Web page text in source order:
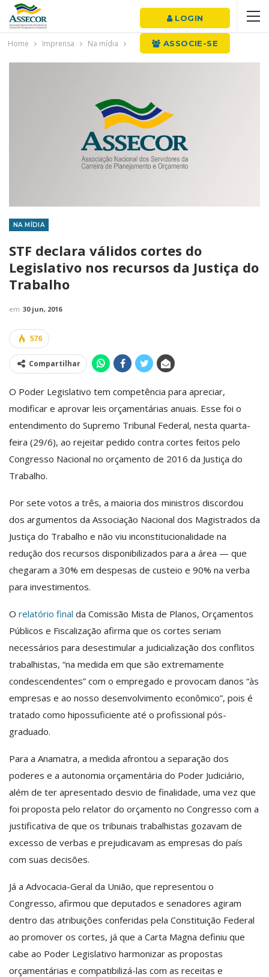
LOGIN
ASSOCIE-SE
Home Imprensa Na mídia
NA MÍDIA
STF declara válidos cortes do
Legislativo nos recursos da Justiça do
Trabalho
em 30 jun, 2016
576
Compartilhar
O Poder Legislativo tem competência para apreciar,
modificar e aprovar leis orçamentárias anuais. Esse foi o
entendimento do Supremo Tribunal Federal, nesta quarta-
feira (29/6), ao rejeitar pedido contra cortes feitos pelo
Congresso Nacional no orçamento de 2016 da Justiça do
Trabalho.
Por sete votos a três, a maioria dos ministros discordou
dos argumentos da Associação Nacional dos Magistrados da
Justiça do Trabalho e não viu inconstitucionalidade na
redução dos recursos disponibilizados para a área — que
chegaram a 30% em despesas de custeio e 90% na verba
para investimentos.
O relatório final da Comissão Mista de Planos, Orçamentos
Públicos e Fiscalização afirma que os cortes seriam
necessários para desestimular a judicialização dos conflitos
trabalhistas, “na medida em que são extremamente
condescendentes” com o empregado e provocam danos “às
empresas e ao nosso desenvolvimento econômico”, pois é
tratado como hipossuficiente até o profissional pós-
graduado.
Para a Anamatra, a medida afrontou a separação dos
poderes e a autonomia orçamentária do Poder Judiciário,
além de ter apresentado desvio de finalidade, uma vez que
foi proposta pelo relator do orçamento no Congresso com a
justificativa de que os tribunais trabalhistas gozavam de
excesso de verbas e prejudicavam as empresas do país
com suas decisões.
Já a Advocacia-Geral da União, que representou o
Congresso, afirmou que deputados e senadores agiram
dentro das atribuições conferidas pela Constituição Federal
ao promover os cortes, já que a Carta Magna definiu que
cabe ao Poder Legislativo harmonizar as propostas
orçamentárias e compatibilizá-las com as receitas e